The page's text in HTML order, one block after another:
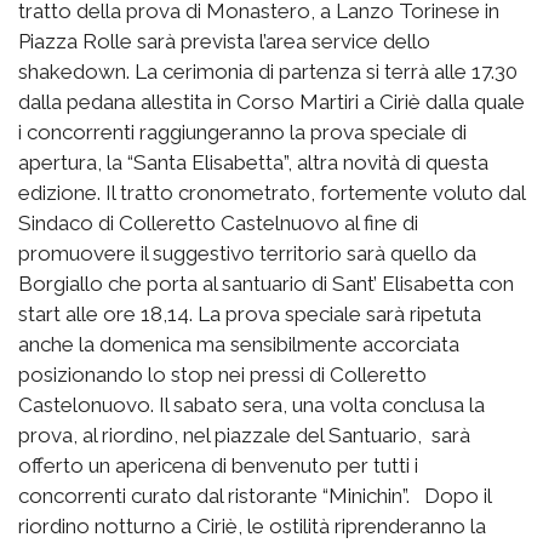
tratto della prova di Monastero, a Lanzo Torinese in
Piazza Rolle sarà prevista l’area service dello
shakedown. La cerimonia di partenza si terrà alle 17.30
dalla pedana allestita in Corso Martiri a Ciriè dalla quale
i concorrenti raggiungeranno la prova speciale di
apertura, la “Santa Elisabetta”, altra novità di questa
edizione. Il tratto cronometrato, fortemente voluto dal
Sindaco di Colleretto Castelnuovo al fine di
promuovere il suggestivo territorio sarà quello da
Borgiallo che porta al santuario di Sant’ Elisabetta con
start alle ore 18,14. La prova speciale sarà ripetuta
anche la domenica ma sensibilmente accorciata
posizionando lo stop nei pressi di Colleretto
Castelonuovo. Il sabato sera, una volta conclusa la
prova, al riordino, nel piazzale del Santuario, sarà
offerto un apericena di benvenuto per tutti i
concorrenti curato dal ristorante “Minichin”. Dopo il
riordino notturno a Ciriè, le ostilità riprenderanno la